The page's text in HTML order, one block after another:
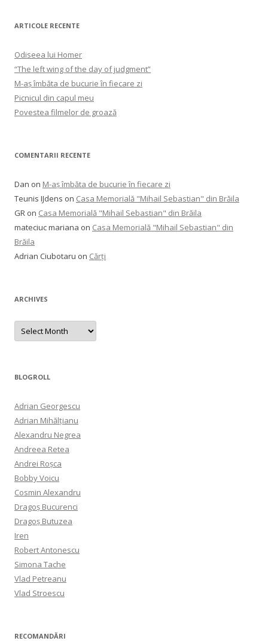
ARTICOLE RECENTE
Odiseea lui Homer
“The left wing of the day of judgment”
M-aș îmbăta de bucurie în fiecare zi
Picnicul din capul meu
Povestea filmelor de groază
COMENTARII RECENTE
Dan on M-aș îmbăta de bucurie în fiecare zi
Teunis IJdens on Casa Memorială "Mihail Sebastian" din Brăila
GR on Casa Memorială "Mihail Sebastian" din Brăila
mateciuc mariana on Casa Memorială "Mihail Sebastian" din
Brăila
Adrian Ciubotaru on Cărți
ARCHIVES
Archives
BLOGROLL
Adrian Georgescu
Adrian Mihălțianu
Alexandru Negrea
Andreea Retea
Andrei Roșca
Bobby Voicu
Cosmin Alexandru
Dragoș Bucurenci
Dragoș Butuzea
Iren
Robert Antonescu
Simona Tache
Vlad Petreanu
Vlad Stroescu
RECOMANDĂRI